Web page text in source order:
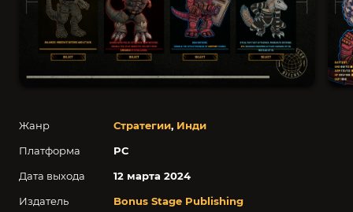
Жанр Стратегии, Инди
Платформа
PC
Дата выхода
12 марта 2024
Издатель
Bonus Stage Publishing